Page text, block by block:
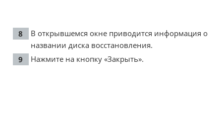
В открывшемся окне приводится информация о
названии диска восстановления.
Нажмите на кнопку «Закрыть».